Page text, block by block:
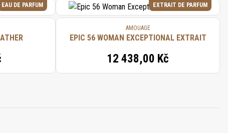
EAU DE PARFUM EXTRAIT DE PARFUM
AMOUAGE
EPIC 56 WOMAN EXCEPTIONAL EXTRAIT
12 438,00 Kč